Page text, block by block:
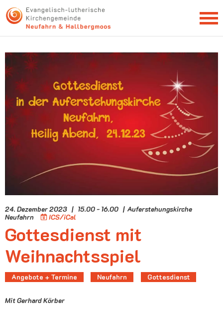
NEWSLETTER
24. Dezember 2023 | 15.00 - 16.00 | Auferstehungskirche
Neufahrn
ICS/iCal
Gottesdienst mit
Weihnachtsspiel
Angebote + Termine Neufahrn Gottesdienst
Mit Gerhard Körber